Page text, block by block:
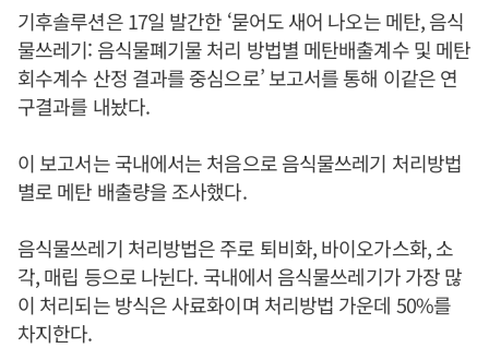
기후솔루션은 17일 발간한 ‘묻어도 새어 나오는 메탄, 음식
물쓰레기: 음식물폐기물 처리 방법별 메탄배출계수 및 메탄
회수계수 산정 결과를 중심으로’ 보고서를 통해 이같은 연
구결과를 내놨다.
이 보고서는 국내에서는 처음으로 음식물쓰레기 처리방법
별로 메탄 배출량을 조사했다.
음식물쓰레기 처리방법은 주로 퇴비화, 바이오가스화, 소
각, 매립 등으로 나뉜다. 국내에서 음식물쓰레기가 가장 많
이 처리되는 방식은 사료화이며 처리방법 가운데 50%를
차지한다.